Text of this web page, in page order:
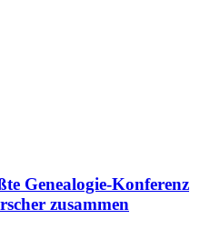
Genealogie-Konferenz
zusammen